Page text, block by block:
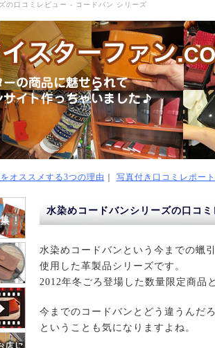
の口コミレビュー - コードバン シリーズ
オススメする3つの理由 写真付き口コミレポート
水染めコードバンシリーズの口コ
水染めコードバンという今までの蠟
使用した革製品シリーズです。
2012年冬ごろ登場した数量限定商品
今までのコードバンとどう違うんだ
ということも気になりますよね。